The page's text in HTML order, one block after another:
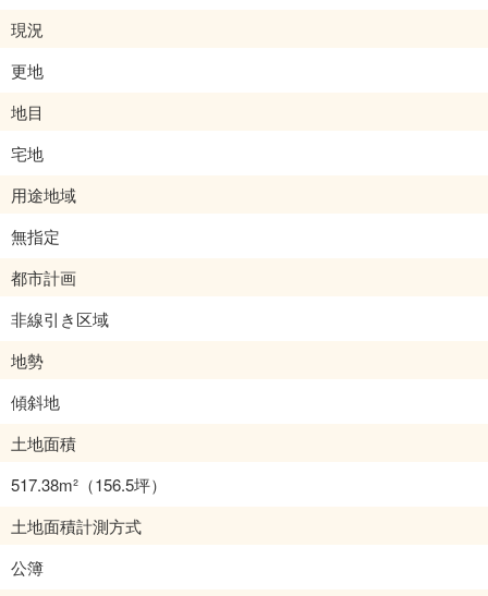
現況
更地
地目
宅地
用途地域
無指定
都市計画
非線引き区域
地勢
傾斜地
土地面積
517.38m² （156.5坪）
土地面積計測方式
公簿